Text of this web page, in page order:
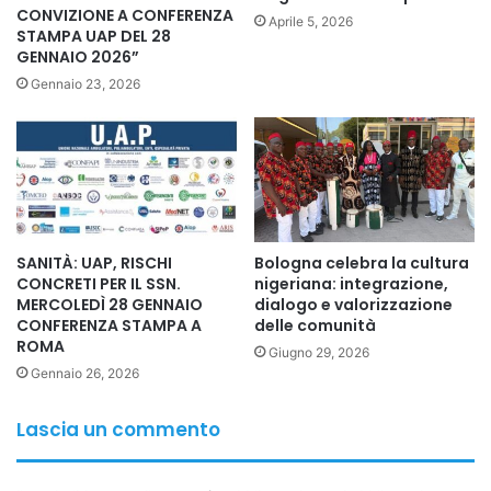
dell’Italia multiculturale.
In questo percorso, AISC_NEWS è diventata una delle
diffondere oltre 35 articoli al giorno in 120 Paesi, con una
rete di giornalisti, medici, ricercatori e attivisti culturali che
costruisce ogni giorno ponti tra società diverse ma unite
dalla stessa idea di salute globale, dignità e cooperazione.
“Non usate i cittadini di origine straniera per propaganda:
rispettate la loro dignità professionale”
«Alla luce del costante impegno dei nostri movimenti e
mondo politico italiano – afferma il Prof. Aodi – per
CONVIZIONE A CONFERENZA
STAMPA UAP DEL 28
GENNAIO 2026”
Gennaio 23, 2026
Aprile 5, 2026
SANITÀ: UAP, RISCHI
CONCRETI PER IL SSN.
MERCOLEDÌ 28 GENNAIO
CONFERENZA STAMPA A
ROMA
Gennaio 26, 2026
Bologna celebra la cultura
nigeriana: integrazione,
dialogo e valorizzazione
delle comunità
Giugno 29, 2026
Lascia un commento